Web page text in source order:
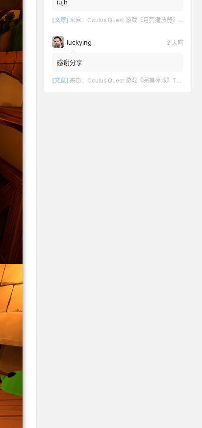
iujh
[文章] 来自： Oculus Quest 游戏《月亮播放器》Moon VR Video Player
luckying 2 天前
感谢分享
[文章] 来自： Oculus Quest 游戏《完美棒球》TOTALLY BASEBALL